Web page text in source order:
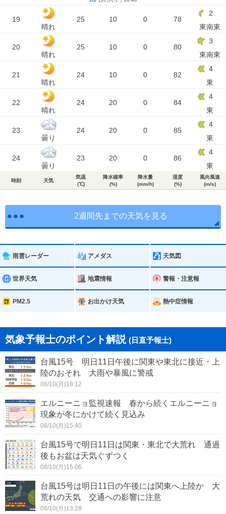
19
晴れ
25 10 0 78
2
東南東
20
晴れ
25 10 0 80
3
東南東
21
晴れ
24 10 0 82
4
東
22
晴れ
24 20 0 84
4
東
23
曇り
24 20 0 85
4
東
24
曇り
23 20 0 86
4
東
時刻 天気
気温
(℃)
降水確率
(%)
降水量
(mm/h)
湿度
(%)
風向風速
(m/s)
2週間先までの天気を見る
雨雲レーダー アメダス 天気図
世界天気 地震情報 警報・注意報
PM2.5 お出かけ天気 熱中症情報
気象予報士のポイント解説 (日直予報士)
台風15号 明日11日午後に関東や東北に接近・上
陸のおそれ 大雨や暴風に警戒
08/10(月)18:12
エルニーニョ監視速報 春から続くエルニーニョ
現象が冬にかけて続く見込み
08/10(月)15:40
台風15号で明日11日は関東・東北で大荒れ 通過
後もお盆は天気ぐずつく
08/10(月)15:06
台風15号は明日11日の午後には関東へ上陸か 大
荒れの天気 交通への影響に注意
08/10(月)13:28